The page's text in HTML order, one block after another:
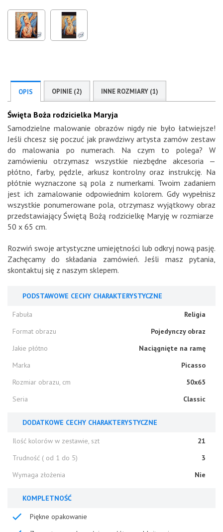
OPIS OPINIE (2) INNE ROZMIARY (1)
Święta Boża rodzicielka Maryja
Samodzielne malowanie obrazów nigdy nie było łatwiejsze!
Jeśli chcesz się poczuć jak prawdziwy artysta zamów zestaw
do malowania po numerach. Na czym to polega? W
zamówieniu otrzymasz wszystkie niezbędne akcesoria —
płótno, farby, pędzle, arkusz kontrolny oraz instrukcję. Na
płótnie wyznaczone są pola z numerkami. Twoim zadaniem
jest ich zamalowanie odpowiednim kolorem. Gdy wypełnisz
wszystkie ponumerowane pola, otrzymasz wyjątkowy obraz
przedstawiający Świętą Bożą rodzicielkę Maryję w rozmiarze
50 x 65 cm.
Rozwiń swoje artystyczne umiejętności lub odkryj nową pasję.
Zachęcamy do składania zamówień. Jeśli masz pytania,
skontaktuj się z naszym sklepem.
PODSTAWOWE CECHY CHARAKTERYSTYCZNE
Fabuła
Religia
Format obrazu
Pojedynczy obraz
Jakie płótno
Naciągnięte na ramę
Marka
Picasso
Rozmiar obrazu, cm
50x65
Seria
Classic
DODATKOWE CECHY CHARAKTERYSTYCZNE
Ilość kolorów w zestawie, szt
21
Trudność ( od 1 do 5)
3
Wymaga złożenia
Nie
KOMPLETNOŚĆ
Piękne opakowanie